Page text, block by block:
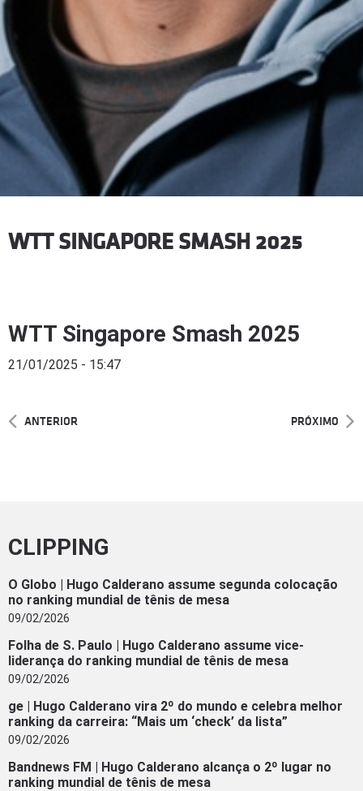
WTT SINGAPORE SMASH 2025
WTT Singapore Smash 2025
21/01/2025 - 15:47
ANTERIOR PRÓXIMO
CLIPPING
O Globo | Hugo Calderano assume segunda colocação
no ranking mundial de tênis de mesa
09/02/2026
Folha de S. Paulo | Hugo Calderano assume vice-
liderança do ranking mundial de tênis de mesa
09/02/2026
ge | Hugo Calderano vira 2º do mundo e celebra melhor
ranking da carreira: “Mais um ‘check’ da lista”
09/02/2026
Bandnews FM | Hugo Calderano alcança o 2º lugar no
ranking mundial de tênis de mesa